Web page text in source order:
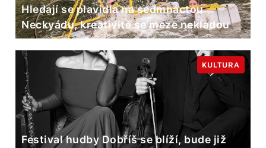
Hledají se plavidla na sedmnáctou
Neckyádu, kreativitě se meze nekladou
Festival hudby Dobříš se blíží, bude již
KULTURA